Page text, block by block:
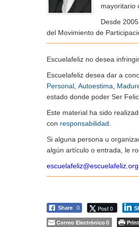
mayoritario
Desde
del Movimiento de
Escuelafeliz no desea
Escuelafeliz desea dar a
Personal, Autoestima,
estado donde poder Ser
Este material ha sido
con responsabilidad.
Si alguna persona u
algún artículo o entrada, le
escuelafeliz@escuelafeliz.org
Share 0 Post 0
Correo Electrónico 0 Print